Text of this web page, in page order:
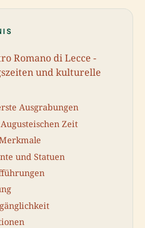
Romano di Lecce -
und kulturelle
Ausgrabungen
Zeit
und Statuen